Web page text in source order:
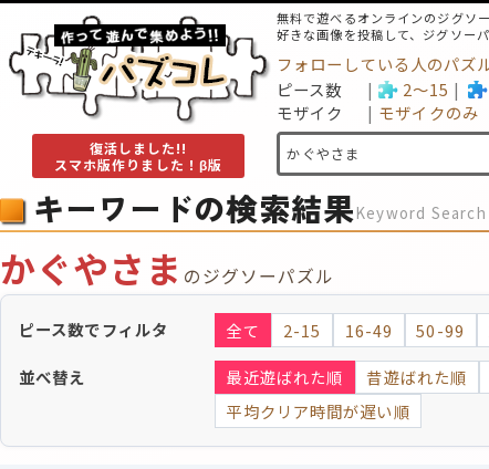
復活しました!!
スマホ版作りました！β版
無料で遊べるオンラインのジグソ
好きな画像を投稿して、ジグソー
フォローしている人のパズ
ピース数
2～15
モザイク
モザイクのみ
キーワードの検索結果Keyword
かぐやさま のジグソーパズル
ピース数でフィルタ 全て 2-15 16-49 50-99
並べ替え 最近遊ばれた順 昔遊ばれた順
平均クリア時間が遅い順